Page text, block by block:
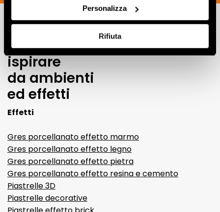
Personalizza
Rifiuta
Lasciati
ispirare
da ambienti
ed effetti
Effetti
Gres porcellanato effetto marmo
Gres porcellanato effetto legno
Gres porcellanato effetto pietra
Gres porcellanato effetto resina e cemento
Piastrelle 3D
Piastrelle decorative